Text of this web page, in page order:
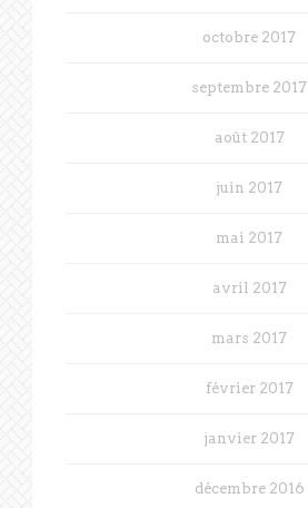
octobre 2017
septembre 2017
août 2017
juin 2017
mai 2017
avril 2017
mars 2017
février 2017
janvier 2017
décembre 2016